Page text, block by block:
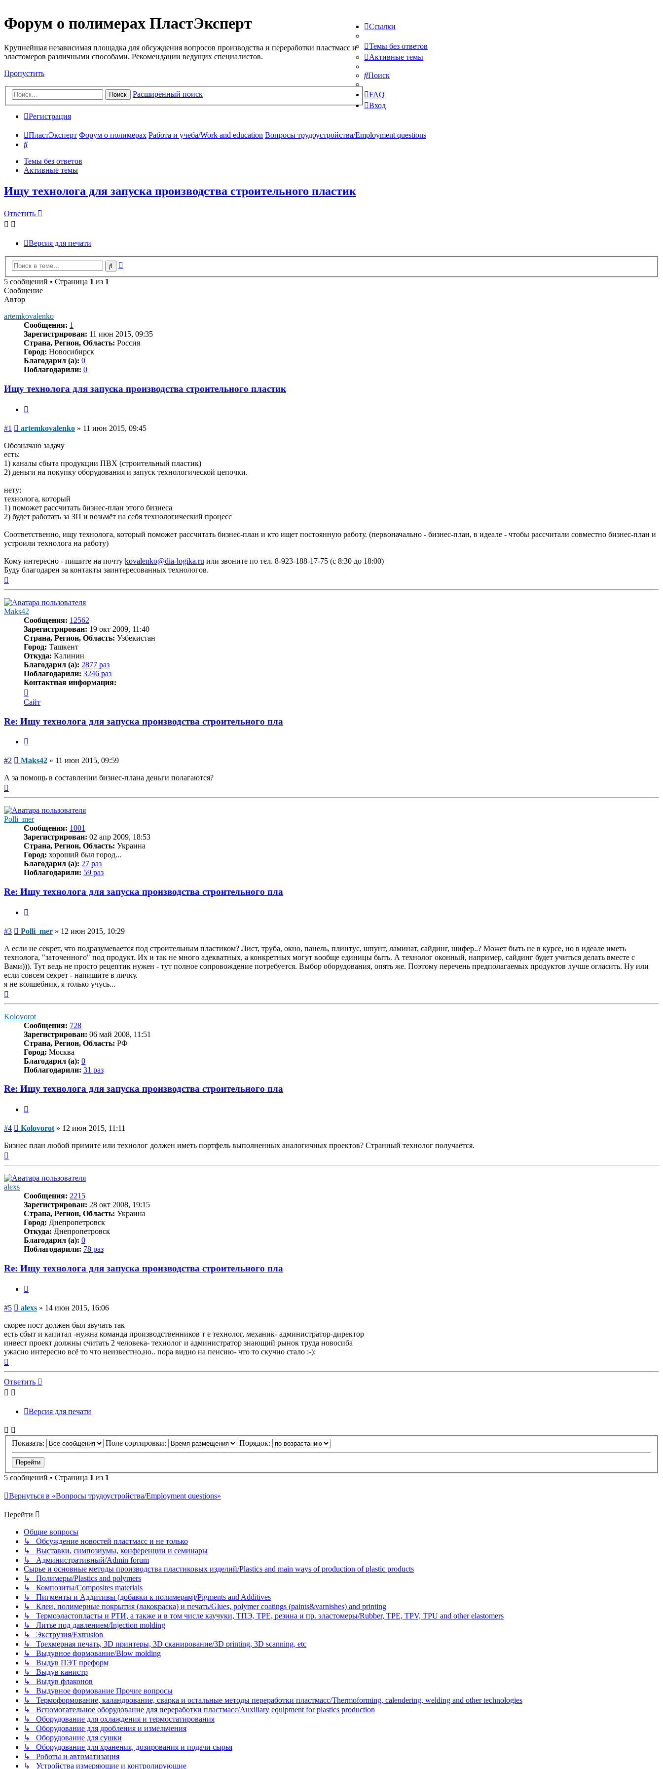
Форум о полимерах ПластЭксперт
Крупнейшая независимая площадка для обсуждения вопросов производства и переработки пластмасс и
эластомеров различными способами. Рекомендации ведущих специалистов.
Пропустить
Поиск Расширенный поиск
Ссылки
Темы без ответов
Активные темы
Поиск
FAQ
Вход
Регистрация
ПластЭксперт Форум о полимерах Работа и учеба/Work and education Вопросы трудоустройства/Employment questions
Поиск
Темы без ответов
Активные темы
Ищу технолога для запуска производства строительного пластик
Ответить
Версия для печати
Поиск
5 сообщений • Страница 1 из 1
Сообщение
Автор
artemkovalenko
Сообщения: 1
Зарегистрирован: 11 июн 2015, 09:35
Страна, Регион, Область: Россия
Город: Новосибирск
Благодарил (а): 0
Поблагодарили: 0
Ищу технолога для запуска производства строительного пластик
#1 Сообщение
artemkovalenko » 11 июн 2015, 09:45
Обозначаю задачу
есть:
1) каналы сбыта продукции ПВХ (строительный пластик)
2) деньги на покупку оборудования и запуск технологической цепочки.
нету:
технолога, который
1) поможет рассчитать бизнес-план этого бизнеса
2) будет работать за ЗП и возьмёт на себя технологический процесс
Соответственно, ищу технолога, который поможет рассчитать бизнес-план и кто ищет постоянную работу. (первоначально - бизнес-план, в идеале - чтобы рассчитали совместно бизнес-план и
устроили технолога на работу)
Кому интересно - пишите на почту kovalenko@dia-logika.ru или звоните по тел. 8-923-188-17-75 (с 8:30 до 18:00)
Буду благодарен за контакты заинтересованных технологов.
Maks42
Сообщения: 12562
Зарегистрирован: 19 окт 2009, 11:40
Страна, Регион, Область: Узбекистан
Город: Ташкент
Откуда: Калинин
Благодарил (а): 2877 раз
Поблагодарили: 3246 раз
Контактная информация:
информация
пользователя
Сайт
Re: Ищу технолога для запуска производства строительного пла
#2 Сообщение
Maks42 » 11 июн 2015, 09:59
А за помощь в составлении бизнес-плана деньги полагаются?
Polli_mer
Сообщения: 1001
Зарегистрирован: 02 апр 2009, 18:53
Страна, Регион, Область: Украина
Город: хороший был город...
Благодарил (а): 27 раз
Поблагодарили: 59 раз
Re: Ищу технолога для запуска производства строительного пла
#3 Сообщение
Polli_mer » 12 июн 2015, 10:29
А если не секрет, что подразумевается под строительным пластиком? Лист, труба, окно, панель, плинтус, шпунт, ламинат, сайдинг, шифер..? Может быть не в курсе, но в идеале иметь
технолога, "заточенного" под продукт. Их и так не много адекватных, а конкретных могут вообще единицы быть. А технолог оконный, например, сайдинг будет учиться делать вместе с
Вами))). Тут ведь не просто рецептик нужен - тут полное сопровождение потребуется. Выбор оборудования, опять же. Поэтому перечень предполагаемых продуктов лучше огласить. Ну или
если совсем секрет - напишите в личку.
я не волшебник, я только учусь...
Kolovorot
Сообщения: 728
Зарегистрирован: 06 май 2008, 11:51
Страна, Регион, Область: РФ
Город: Москва
Благодарил (а): 0
Поблагодарили: 31 раз
Re: Ищу технолога для запуска производства строительного пла
#4 Сообщение
Kolovorot » 12 июн 2015, 11:11
Бизнес план любой примите или технолог должен иметь портфель выполненных аналогичных проектов? Странный технолог получается.
alexs
Сообщения: 2215
Зарегистрирован: 28 окт 2008, 19:15
Страна, Регион, Область: Украина
Город: Днепропетровск
Откуда: Днепропетровск
Благодарил (а): 0
Поблагодарили: 78 раз
Re: Ищу технолога для запуска производства строительного пла
#5 Сообщение
alexs » 14 июн 2015, 16:06
скорее пост должен был звучать так
есть сбыт и капитал -нужна команда производственников т е технолог, механик- администратор-директор
инвест проект должны считать 2 человека- технолог и администратор знающий рынок труда новосиба
ужасно интересно всё то что неизвестно,но.. пора видно на пенсию- что то скучно стало :-):
началу
Ответить
Версия для печати
Показать: Поле сортировки: Порядок:
5 сообщений • Страница 1 из 1
Вернуться в «Вопросы трудоустройства/Employment questions»
Перейти
Общие вопросы
↳ Обсуждение новостей пластмасс и не только
↳ Выставки, симпозиумы, конференции и семинары
↳ Административный/Admin forum
Сырье и основные методы производства пластиковых изделий/Plastics and main ways of production of plastic products
↳ Полимеры/Plastics and polymers
↳ Композиты/Сomposites materials
↳ Пигменты и Аддитивы (добавки к полимерам)/Pigments and Additives
↳ Клеи, полимерные покрытия (лакокраска) и печать/Glues, polymer coatings (paints&varnishes) and printing
↳ Термоэластопласты и РТИ, а также и в том числе каучуки, ТПЭ, TPE, резина и пр. эластомеры/Rubber, TPE, TPV, TPU and other elastomers
↳ Литье под давлением/Injection molding
↳ Экструзия/Extrusion
↳ Трехмерная печать, 3D принтеры, 3D сканирование/3D printing, 3D scanning, etc
↳ Выдувное формование/Blow molding
↳ Выдув ПЭТ преформ
↳ Выдув канистр
↳ Выдув флаконов
↳ Выдувное формование Прочие вопросы
↳ Термоформование, каландрование, сварка и остальные методы переработки пластмасс/Thermoforming, calendering, welding and other technologies
↳ Вспомогательное оборудование для переработки пластмасс/Auxiliary equipment for plastics production
↳ Оборудование для охлаждения и термостатирования
↳ Оборудование для дробления и измельчения
↳ Оборудование для сушки
↳ Оборудование для хранения, дозирования и подачи сырья
↳ Роботы и автоматизация
↳ Устройства измеряющие и контролирующие